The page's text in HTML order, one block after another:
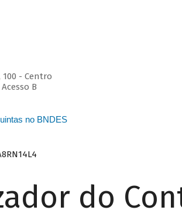
- Centro
B
no BNDES
do